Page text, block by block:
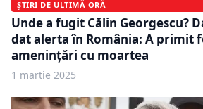
ȘTIRI DE ULTIMĂ ORĂ
Unde a fugit Călin Georgescu?
dat alerta în România: A primit
amenințări cu moartea
1 martie 2025